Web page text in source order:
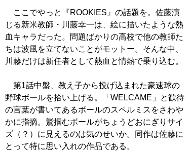
ここでやっと『ROOKIES』の話題を。佐藤演
じる新米教師・川藤幸一は、絵に描いたような熱
血キャラだった。問題ばかりの高校で他の教師た
ちは波風を立てないことがモットー。そんな中、
川藤だけは新任者として熱血と情熱で乗り込む。
第1話中盤、教え子から投げ込まれた豪速球の
野球ボールを拾い上げる。「WELCAME」と歓待
の言葉が書いてあるボールのスペルミスをさわや
かに指摘。鷲掴むボールがちょうどおにぎりサイ
ズ（？）に見えるのは気のせいか。同作は佐藤に
とって特に思い入れの作品である。